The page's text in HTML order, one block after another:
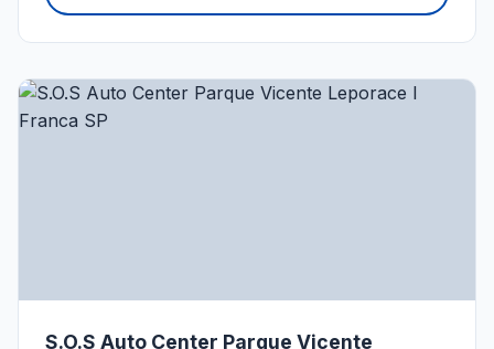
S.O.S Auto Center Parque Vicente